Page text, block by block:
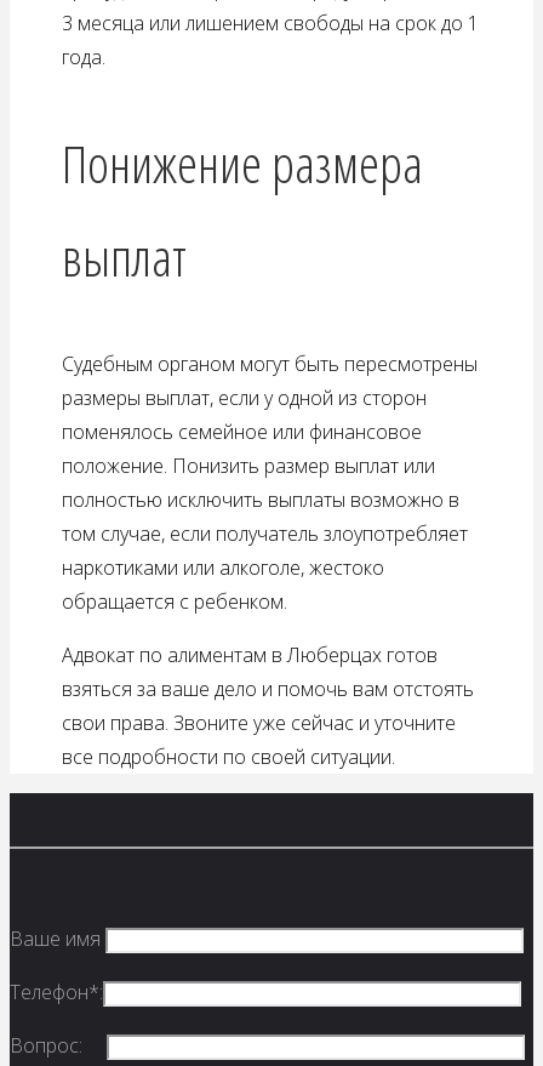
3 месяца или лишением свободы на срок до 1
года.
Понижение размера
выплат
Судебным органом могут быть пересмотрены
размеры выплат, если у одной из сторон
поменялось семейное или финансовое
положение. Понизить размер выплат или
полностью исключить выплаты возможно в
том случае, если получатель злоупотребляет
наркотиками или алкоголе, жестоко
обращается с ребенком.
Адвокат по алиментам в Люберцах готов
взяться за ваше дело и помочь вам отстоять
свои права. Звоните уже сейчас и уточните
все подробности по своей ситуации.
Ваше имя
Телефон*:
Вопрос: